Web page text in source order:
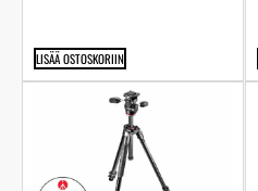
LISÄÄ OSTOSKORIIN